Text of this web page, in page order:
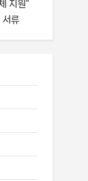
지원”
서류